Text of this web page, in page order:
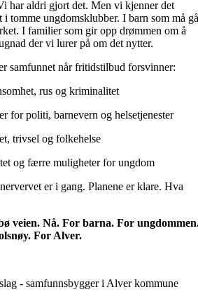
har aldri gjort det. Men vi kjenner det
i tomme ungdomsklubber. I barn som må gå
I familier som gir opp drømmen om å
der vi lurer på om det nytter.
samfunnet når fritidstilbud forsvinner:
rus og kriminalitet
for politi, barnevern og helsetjenester
trivsel og folkehelse
og færre muligheter for ungdom
er i gang. Planene er klare. Hva
veien. Nå. For barna. For
For Alver.
- samfunnsbygger i Alver kommune